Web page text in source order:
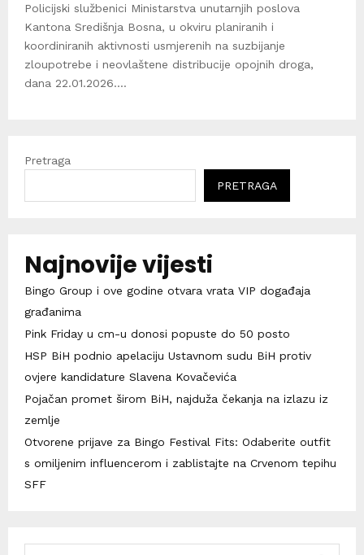
Policijski službenici Ministarstva unutarnjih poslova
Kantona Središnja Bosna, u okviru planiranih i
koordiniranih aktivnosti usmjerenih na suzbijanje
zloupotrebe i neovlaštene distribucije opojnih droga,
dana 22.01.2026....
Pretraga
PRETRAGA
Najnovije vijesti
Bingo Group i ove godine otvara vrata VIP događaja
građanima
Pink Friday u cm-u donosi popuste do 50 posto
HSP BiH podnio apelaciju Ustavnom sudu BiH protiv
ovjere kandidature Slavena Kovačevića
Pojačan promet širom BiH, najduža čekanja na izlazu iz
zemlje
Otvorene prijave za Bingo Festival Fits: Odaberite outfit
s omiljenim influencerom i zablistajte na Crvenom tepihu
SFF